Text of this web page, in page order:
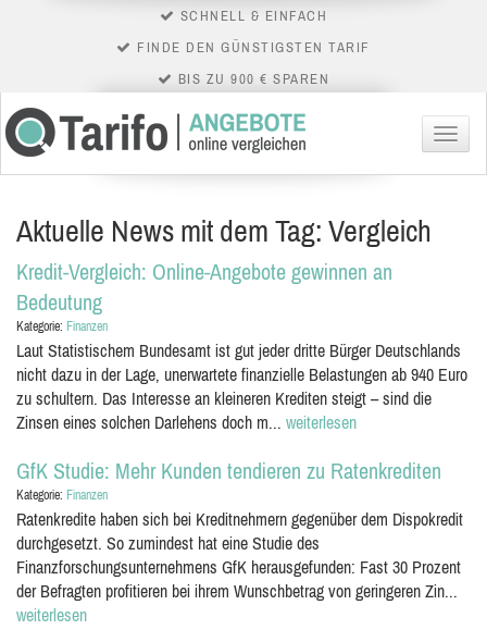
SCHNELL & EINFACH
FINDE DEN GÜNSTIGSTEN TARIF
BIS ZU 900 € SPAREN
Menü
Aktuelle News mit dem Tag: Vergleich
Kredit-Vergleich: Online-Angebote gewinnen an
Bedeutung
Kategorie: Finanzen
Laut Statistischem Bundesamt ist gut jeder dritte Bürger Deutschlands
nicht dazu in der Lage, unerwartete finanzielle Belastungen ab 940 Euro
zu schultern. Das Interesse an kleineren Krediten steigt – sind die
Zinsen eines solchen Darlehens doch m... weiterlesen
GfK Studie: Mehr Kunden tendieren zu Ratenkrediten
Kategorie: Finanzen
Ratenkredite haben sich bei Kreditnehmern gegenüber dem Dispokredit
durchgesetzt. So zumindest hat eine Studie des
Finanzforschungsunternehmens GfK herausgefunden: Fast 30 Prozent
der Befragten profitieren bei ihrem Wunschbetrag von geringeren Zin...
weiterlesen